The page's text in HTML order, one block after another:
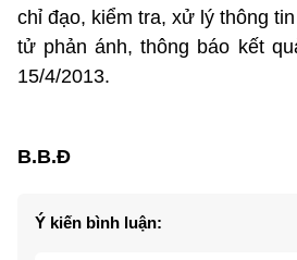
chỉ đạo, kiểm tra, xử lý thông
tử phản ánh, thông báo kết
15/4/2013.
B.B.Đ
Ý kiến bình luận: